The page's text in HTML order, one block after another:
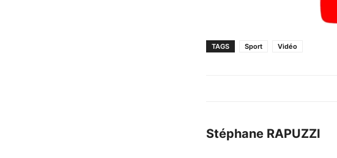
TAGS Sport Vidéo
Stéphane RAPUZZI